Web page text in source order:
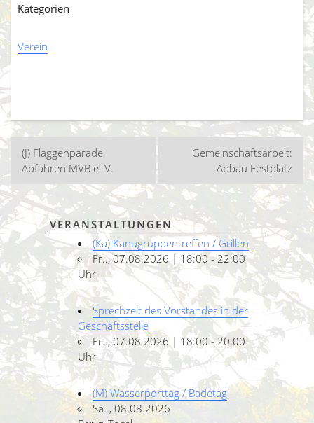
Kategorien
Verein
Beitragsnavigation
(J) Flaggenparade
Abfahren MVB e. V.
Gemeinschaftsarbeit:
Abbau Festplatz
VERANSTALTUNGEN
(Ka) Kanugruppentreffen / Grillen
Fr.., 07.08.2026 | 18:00 - 22:00
Uhr
Sprechzeit des Vorstandes in der
Geschäftsstelle
Fr.., 07.08.2026 | 18:00 - 20:00
Uhr
(M) Wasserporttag / Badetag
Sa.., 08.08.2026